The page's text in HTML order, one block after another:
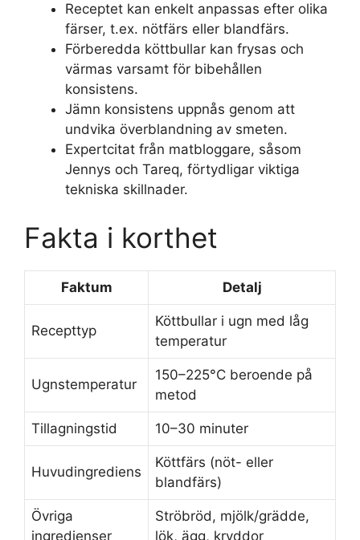
Receptet kan enkelt anpassas efter olika
färser, t.ex. nötfärs eller blandfärs.
Förberedda köttbullar kan frysas och
värmas varsamt för bibehållen
konsistens.
Jämn konsistens uppnås genom att
undvika överblandning av smeten.
Expertcitat från matbloggare, såsom
Jennys och Tareq, förtydligar viktiga
tekniska skillnader.
Fakta i korthet
Faktum Detalj
Recepttyp
Köttbullar i ugn med låg
temperatur
Ugnstemperatur
150–225°C beroende på
metod
Tillagningstid 10–30 minuter
Huvudingrediens
Köttfärs (nöt- eller
blandfärs)
Övriga
ingredienser
Ströbröd, mjölk/grädde,
lök, ägg, kryddor